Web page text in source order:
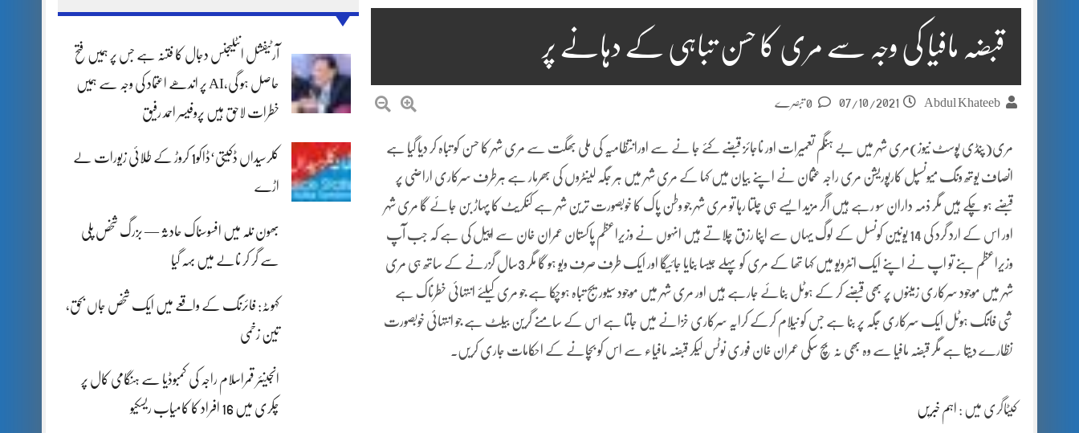
آرٹیفشل انٹلیجنس دجال کا فتنہ ہے جس پر ہمیں فتح
حاصل ہو گی،AI پر اندھے اعتماد کی وجہ سے ہمیں
خطرات لاحق ہیں پروفیسر احمد رفیق
کلرسیداں ڈکیتی‘ڈاکو1 کروڑ کے طلائی زیورات لے
اڑے
بھون نلہ میں افسوسناک حادثہ — بزرگ شخص پلی
سے گر کر نالے میں بہہ گیا
کہوٹہ: فائرنگ کے واقعے میں ایک شخص جاں بحق،
تین زخمی
انجینئر قمراسلام راجہ کی کمبوڈیا سے ہنگامی کال پر
چکری میں 16 افراد کا کامیاب ریسکیو
قبضہ مافیا کی وجہ سے مری کا حسن تباہی کے دہانے پر
Abdul Khateeb
07/10/2021
مری(پنڈی پوسٹ نیوز)مری شہر میں بے ہنگم تعمیرات اور ناجائز قبضے کئے جا نے سے اورانتظامیہ کی ملی بھگت سے مری شہر کا حسن کو تباہ کر دیا گیا ہے
انصاف یوتھ ونگ میونسپل کارپوریشن مری راجہ عثمان نے اپنے بیان میں کہا کے مری شہر میں ہر جگہ لینٹروں کی بھرمار ہے ہرطرف سرکاری اراضی پر
قبضے ہو چکے ہیں مگر ذمہ داران سو رہے ہیں اگر مزید ایسے ہی چلتا رہا تو مری شہر جو وطن پاک کا خوبصورت ترین شہر ہے کنکریٹ کا پہاڑ بن جائے گا مری شہر
اور اس کے ارد گرد کی 14 یونین کونسل کے لوگ یہاں سے اپنا رزق چلاتے ہیں انہوں نے وزیراعظم پاکستان عمران خان سے اپیل کی ہے کہ جب آپ
وزیراعظم بنے تو اپ نے اپنے ایک انٹرویو میں کہا تھا کے مری کو پہلے جیسا بنایا جائیگا اور ایک طرف صرف ویو ہو گا مگر 3سال گزرنے کے ساتھ ہی مری
شہر میں موجود سرکاری زمینوں پر بھی قبضے کر کے ہوٹل بنائے جارہے ہیں اور مری شہر میں موجود سیوریج تباہ ہوچکا ہے جو مری کیلئے انتہائی خطرناک ہے
شی فانگ ہوٹل ایک سرکاری جگہ پر بنا ہے جس کو نیلام کرکے کرایہ سرکاری خزانے میں جاتا ہے اس کے سامنے گرین بیلٹ ہے جو انتہائی خوبصورت
نظارے دیتا ہے مگر قبضہ مافیا سے وہ بھی نہ بچ سکی عمران خان فوری نوٹس لیکر قبضہ مافیاء سے اس کو بچانے کے احکامات جاری کریں۔
کیٹاگری میں : اہم خبریں